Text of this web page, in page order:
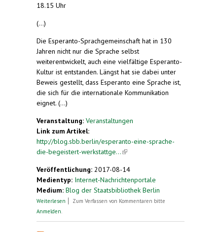
18.15 Uhr
(...)
Die Esperanto-Sprachgemeinschaft hat in 130
Jahren nicht nur die Sprache selbst
weiterentwickelt, auch eine vielfältige Esperanto-
Kultur ist entstanden. Längst hat sie dabei unter
Beweis gestellt, dass Esperanto eine Sprache ist,
die sich für die internationale Kommunikation
eignet. (...)
Veranstaltung: Veranstaltungen
Link zum Artikel:
http://blog.sbb.berlin/esperanto-eine-sprache-
die-begeistert-werkstattge...(link is external)
Veröffentlichung: 2017-08-14
Medientyp: Internet-Nachrichtenportale
Medium: Blog der Staatsbibliothek Berlin
Weiterlesen über Esperanto – eine Sprache, die begeistert.
Zum Verfassen von Kommentaren bitte
Anmelden